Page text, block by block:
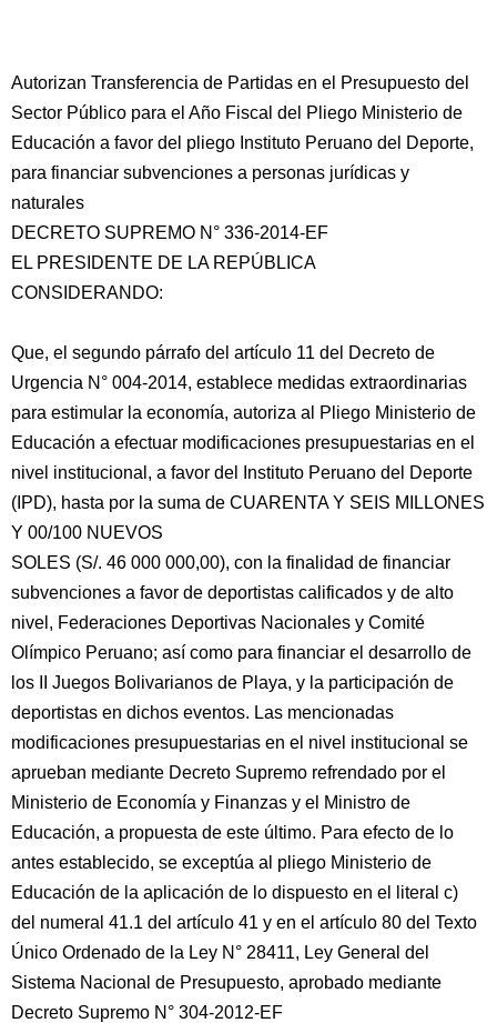
Autorizan Transferencia de Partidas en el Presupuesto del
Sector Público para el Año Fiscal del Pliego Ministerio de
Educación a favor del pliego Instituto Peruano del Deporte,
para financiar subvenciones a personas jurídicas y
naturales
DECRETO SUPREMO N° 336-2014-EF
EL PRESIDENTE DE LA REPÚBLICA
CONSIDERANDO:
Que, el segundo párrafo del artículo 11 del Decreto de
Urgencia N° 004-2014, establece medidas extraordinarias
para estimular la economía, autoriza al Pliego Ministerio de
Educación a efectuar modificaciones presupuestarias en el
nivel institucional, a favor del Instituto Peruano del Deporte
(IPD), hasta por la suma de CUARENTA Y SEIS MILLONES
Y 00/100 NUEVOS
SOLES (S/. 46 000 000,00), con la finalidad de financiar
subvenciones a favor de deportistas calificados y de alto
nivel, Federaciones Deportivas Nacionales y Comité
Olímpico Peruano; así como para financiar el desarrollo de
los II Juegos Bolivarianos de Playa, y la participación de
deportistas en dichos eventos. Las mencionadas
modificaciones presupuestarias en el nivel institucional se
aprueban mediante Decreto Supremo refrendado por el
Ministerio de Economía y Finanzas y el Ministro de
Educación, a propuesta de este último. Para efecto de lo
antes establecido, se exceptúa al pliego Ministerio de
Educación de la aplicación de lo dispuesto en el literal c)
del numeral 41.1 del artículo 41 y en el artículo 80 del Texto
Único Ordenado de la Ley N° 28411, Ley General del
Sistema Nacional de Presupuesto, aprobado mediante
Decreto Supremo N° 304-2012-EF